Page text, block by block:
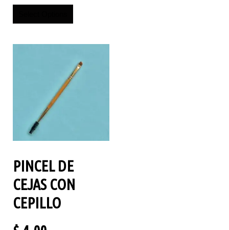
PINCEL DE
CEJAS CON
CEPILLO